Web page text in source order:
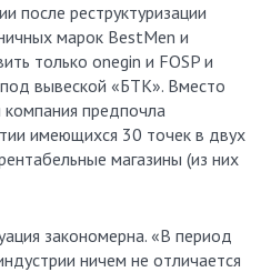
после реструктуризации
марок BestMen и
только o­negin и FOSP и
вывеской «БТК». Вместо
компания предпочла
имеющихся 30 точек в двух
магазины (из них
закономерна. «В период
ничем не отличается